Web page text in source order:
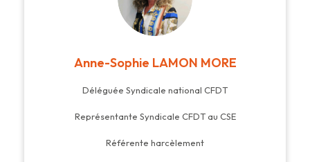
Anne-Sophie LAMON MORE
Déléguée Syndicale national CFDT
Représentante Syndicale CFDT au CSE
Référente harcèlement